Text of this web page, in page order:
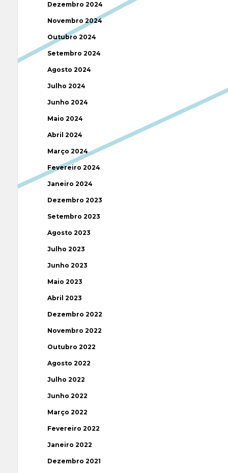
Dezembro 2024
Novembro 2024
Outubro 2024
Setembro 2024
Agosto 2024
Julho 2024
Junho 2024
Maio 2024
Abril 2024
Março 2024
Fevereiro 2024
Janeiro 2024
Dezembro 2023
Setembro 2023
Agosto 2023
Julho 2023
Junho 2023
Maio 2023
Abril 2023
Dezembro 2022
Novembro 2022
Outubro 2022
Agosto 2022
Julho 2022
Junho 2022
Março 2022
Fevereiro 2022
Janeiro 2022
Dezembro 2021